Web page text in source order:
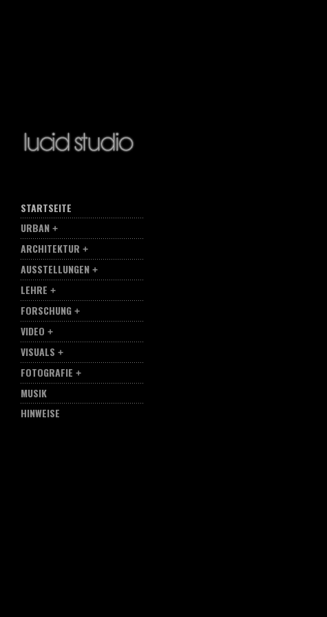
STARTSEITE
URBAN
ARCHITEKTUR
AUSSTELLUNGEN
LEHRE
FORSCHUNG
VIDEO
VISUALS
FOTOGRAFIE
MUSIK
HINWEISE